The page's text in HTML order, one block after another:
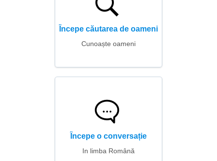
Începe căutarea de oameni
Cunoaște oameni
Începe o conversație
In limba Română